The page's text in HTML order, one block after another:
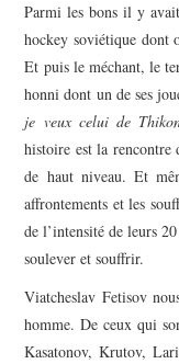
Parmi les bons il y
hockey soviétique
Et puis le méchant, le
honni dont un de ses
je veux celui de
histoire est la rencontre
de haut niveau. Et
affrontements et les
de l’intensité de leurs
soulever et souffrir.
Viatcheslav Fetisov
homme. De ceux qui
Kasatonov, Krutov,